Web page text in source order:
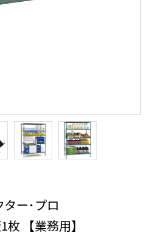
ー･プロ
【業務用】